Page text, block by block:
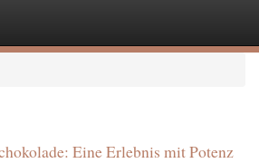
Eine Erlebnis mit Potenz